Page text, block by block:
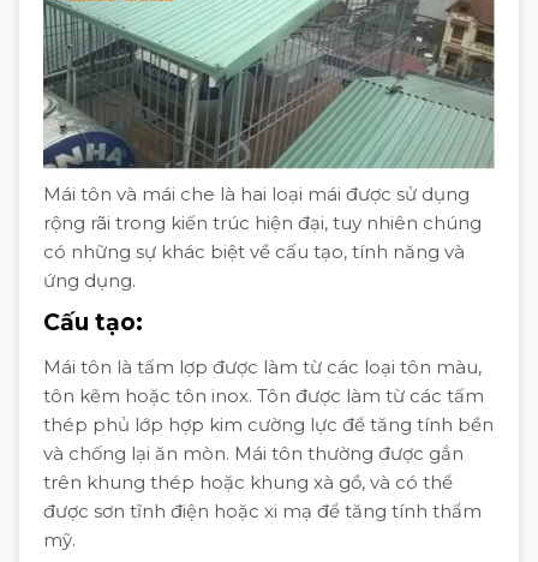
Mái tôn và mái che là hai loại mái được sử dụng
rộng rãi trong kiến trúc hiện đại, tuy nhiên chúng
có những sự khác biệt về cấu tạo, tính năng và
ứng dụng.
Cấu tạo:
Mái tôn là tấm lợp được làm từ các loại tôn màu,
tôn kẽm hoặc tôn inox. Tôn được làm từ các tấm
thép phủ lớp hợp kim cường lực để tăng tính bền
và chống lại ăn mòn. Mái tôn thường được gắn
trên khung thép hoặc khung xà gồ, và có thể
được sơn tĩnh điện hoặc xi mạ để tăng tính thẩm
mỹ.